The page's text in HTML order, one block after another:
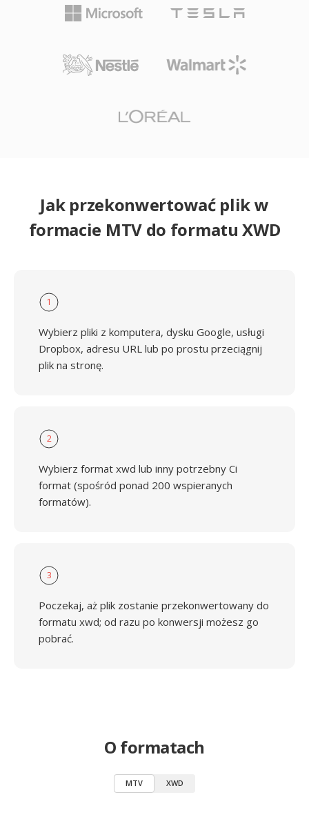
Jak przekonwertować plik w
formacie MTV do formatu XWD
1
Wybierz pliki z komputera, dysku Google, usługi
Dropbox, adresu URL lub po prostu przeciągnij
plik na stronę.
2
Wybierz format xwd lub inny potrzebny Ci
format (spośród ponad 200 wspieranych
formatów).
3
Poczekaj, aż plik zostanie przekonwertowany do
formatu xwd; od razu po konwersji możesz go
pobrać.
O formatach
MTV XWD